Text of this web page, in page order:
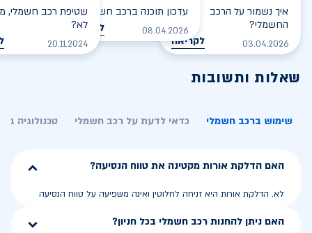
איך נשמור על הרכב
החשמלי?
03.04.2026 לקריאה
עדכון תוכנה ברכב חשמלי
08.04.2026 לקריאה
שטיפת רכב חשמלי,
לא?
20.11.2024
שאלות ותשובות
שימוש ברכב חשמלי כדאי לדעת על רכב חשמלי טכנולוגיה
האם הדלקת אורות מקטינה את טווח הנסיעה?
לא. הדלקת אורות היא זניחה לחלוטין ואינה משפיעה על טווח הנסיעה
האם ניתן להחנות רכב חשמלי בכל חניון?